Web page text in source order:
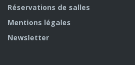
Réservations de salles
Mentions légales
Newsletter